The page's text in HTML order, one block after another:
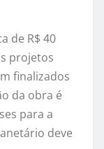
de R$ 40
projetos
finalizados
da obra é
para a
deve